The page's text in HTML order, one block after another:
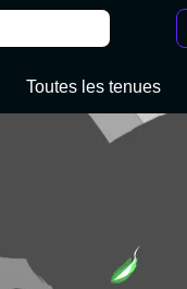
Toutes les tenues